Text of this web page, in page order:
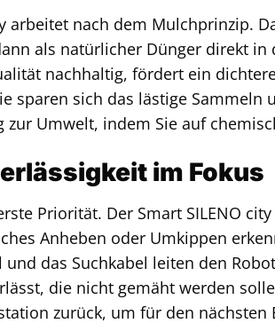
arbeitet nach dem Mulchprinzip.
als natürlicher Dünger direkt in
nachhaltig, fördert ein
sparen sich das lästige Sammeln
Umwelt, indem Sie auf
im Fokus
Priorität. Der Smart SILENO
Anheben oder Umkippen
und das Suchkabel leiten den
die nicht gemäht werden
zurück, um für den nächsten